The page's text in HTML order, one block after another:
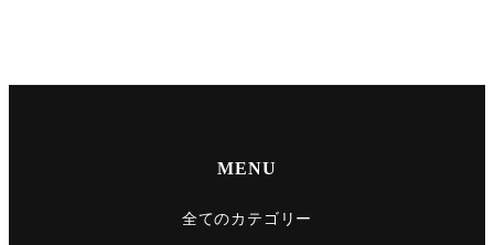
MENU
全てのカテゴリー